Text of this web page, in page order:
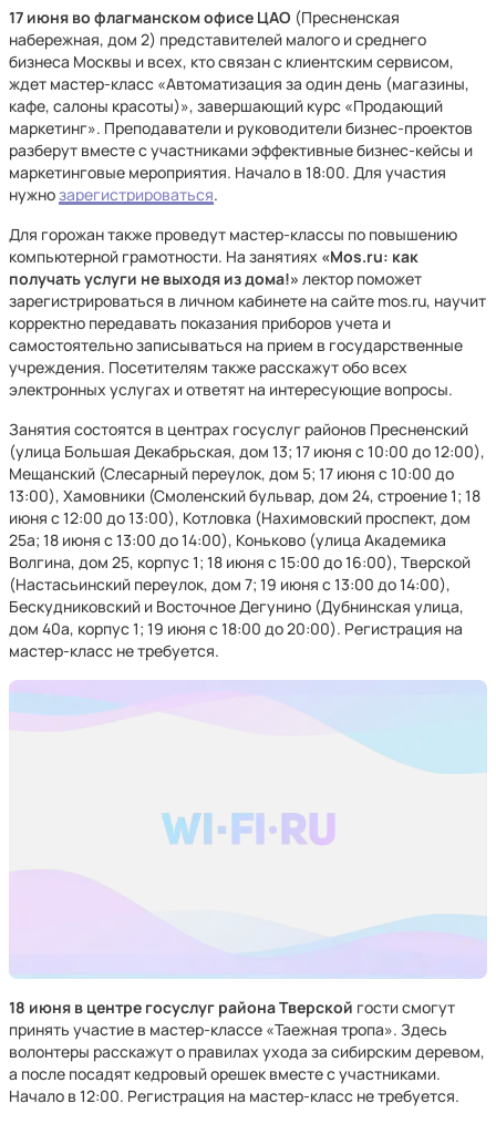
17 июня во флагманском офисе ЦАО (Пресненская
набережная, дом 2) представителей малого и среднего
бизнеса Москвы и всех, кто связан с клиентским сервисом,
ждет мастер-класс «Автоматизация за один день (магазины,
кафе, салоны красоты)», завершающий курс «Продающий
маркетинг». Преподаватели и руководители бизнес-проектов
разберут вместе с участниками эффективные бизнес-кейсы и
маркетинговые мероприятия. Начало в 18:00. Для участия
нужнозарегистрироваться.
Для горожан также проведут мастер-классы по повышению
компьютерной грамотности. На занятиях «Mos.ru: как
получать услуги не выходя из дома!» лектор поможет
зарегистрироваться в личном кабинете на сайте mos.ru, научит
корректно передавать показания приборов учета и
самостоятельно записываться на прием в государственные
учреждения. Посетителям также расскажут обо всех
электронных услугах и ответят на интересующие вопросы.
Занятия состоятся в центрах госуслуг районов Пресненский
(улица Большая Декабрьская, дом 13; 17 июня с 10:00 до 12:00),
Мещанский (Слесарный переулок, дом 5; 17 июня с 10:00 до
13:00), Хамовники (Смоленский бульвар, дом 24, строение 1; 18
июня с 12:00 до 13:00), Котловка (Нахимовский проспект, дом
25а; 18 июня с 13:00 до 14:00), Коньково (улица Академика
Волгина, дом 25, корпус 1; 18 июня с 15:00 до 16:00), Тверской
(Настасьинский переулок, дом 7; 19 июня с 13:00 до 14:00),
Бескудниковский и Восточное Дегунино (Дубнинская улица,
дом 40а, корпус 1; 19 июня с 18:00 до 20:00). Регистрация на
мастер-класс не требуется.
18 июня в центре госуслуг района Тверской гости смогут
принять участие в мастер-классе «Таежная тропа». Здесь
волонтеры расскажут о правилах ухода за сибирским деревом,
а после посадят кедровый орешек вместе с участниками.
Начало в 12:00. Регистрация на мастер-класс не требуется.